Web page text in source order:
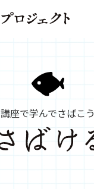
講座で学んでさばこう